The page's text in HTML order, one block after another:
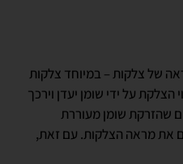
של צלקות – במיוחד צלקות
הצלקת על ידי שומן יעדן וירכך
שהזרקת שומן מעוררת
את מראה הצלקות. עם זאת,